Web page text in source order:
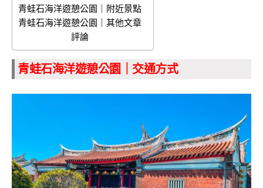
青蛙石海洋遊憩公園｜附近景點
青蛙石海洋遊憩公園｜其他文章
評論
青蛙石海洋遊憩公園｜交通方式